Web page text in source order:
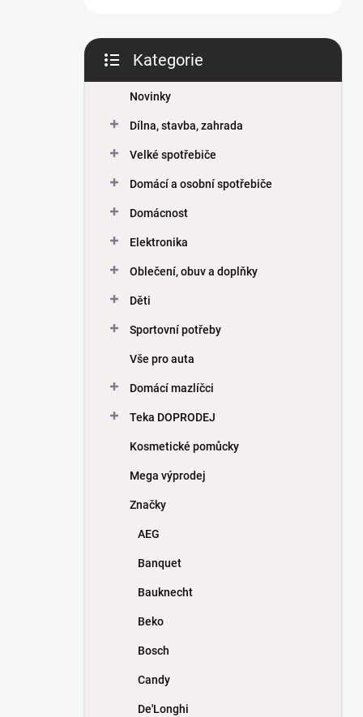
kategorie
Kategorie
Novinky
Dílna, stavba, zahrada
Velké spotřebiče
Domácí a osobní spotřebiče
Domácnost
Elektronika
Oblečení, obuv a doplňky
Děti
Sportovní potřeby
Vše pro auta
Domácí mazlíčci
Teka DOPRODEJ
Kosmetické pomůcky
Mega výprodej
Značky
AEG
Banquet
Bauknecht
Beko
Bosch
Candy
De'Longhi